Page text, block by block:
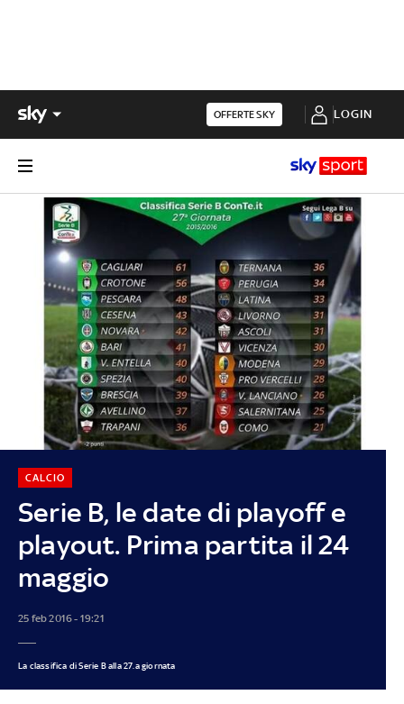
OFFERTE SKY LOGIN
Serie B, le date di playoff e
playout. Prima partita il 24
maggio
CALCIO
25 feb 2016 - 19:21
La classifica di Serie B alla 27.a giornata